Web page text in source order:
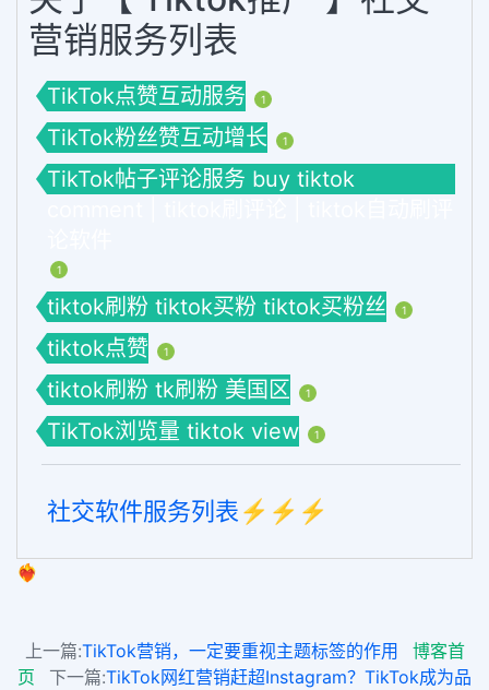
营销服务列表
TikTok点赞互动服务 1
TikTok粉丝赞互动增长 1
TikTok帖子评论服务 buy tiktok
1
tiktok刷粉 tiktok买粉 tiktok买粉丝 1
tiktok点赞 1
tiktok刷粉 tk刷粉 美国区 1
TikTok浏览量 tiktok view 1
社交软件服务列表⚡️⚡️⚡️
❤️‍🔥
上一篇:TikTok营销，一定要重视主题标签的作用
博客首
页
下一篇:TikTok网红营销赶超Instagram？TikTok成为品